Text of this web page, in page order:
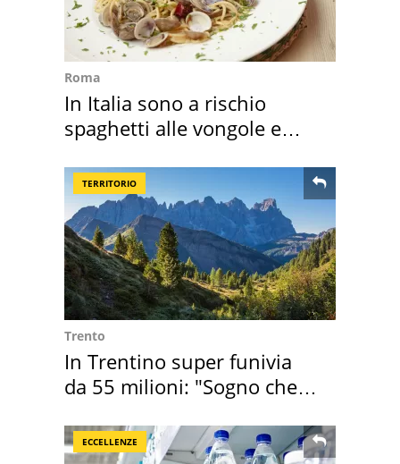
Roma
In Italia sono a rischio
spaghetti alle vongole e
TERRITORIO
Trento
In Trentino super funivia
da 55 milioni: "Sogno che si
ECCELLENZE